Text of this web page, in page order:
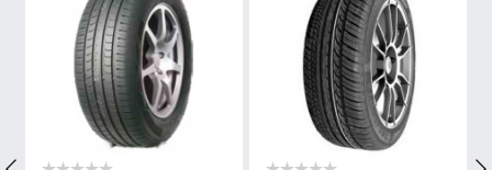
Indice greutate
Clasa de eficienta